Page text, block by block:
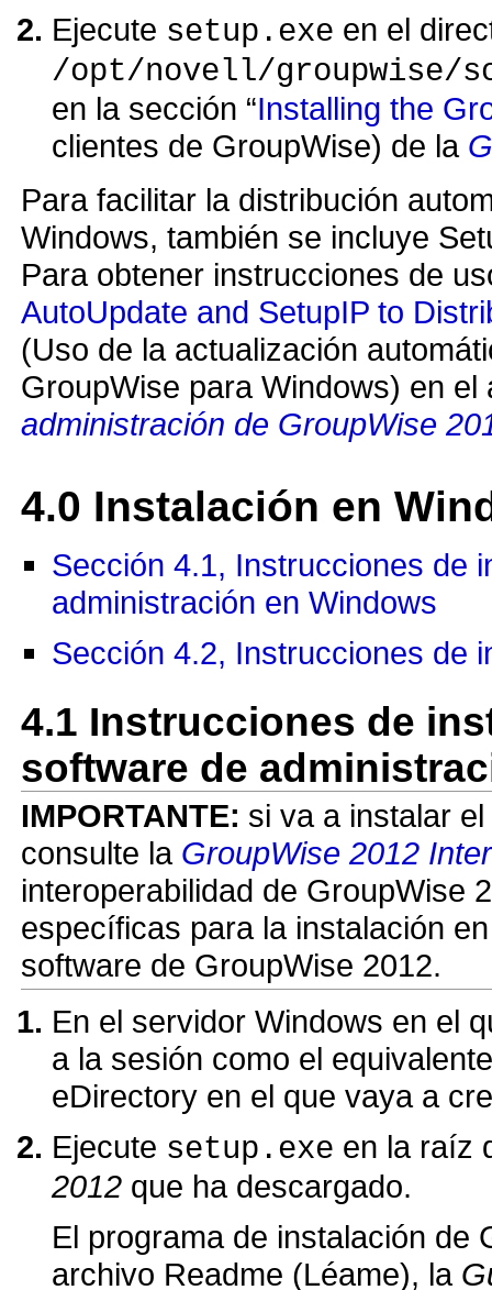
Ejecute setup.exe en el
/opt/novell/groupwise/
en la sección
Installing the
clientes de GroupWise) de la
Para facilitar la distribución
Windows, también se incluye
Para obtener instrucciones de
AutoUpdate and SetupIP to
(Uso de la actualización
GroupWise para Windows) en
administración de GroupWise
4.0 Instalación en
Sección 4.1, Instrucciones de
administración en Windows
Sección 4.2, Instrucciones de
4.1 Instrucciones de
software de
IMPORTANTE: si va a instalar
consulte la GroupWise 2012
interoperabilidad de GroupWise
específicas para la instalación
software de GroupWise 2012.
En el servidor Windows en el
a la sesión como el
eDirectory en el que vaya a
Ejecute setup.exe en la raíz
2012 que ha descargado.
El programa de instalación de
archivo Readme (Léame), la